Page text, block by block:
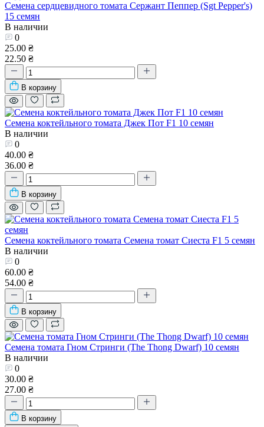
Семена сердцевидного томата Сержант Пеппер (Sgt Pepper's)
15 семян
В наличии
0
25.00 ₴
22.50 ₴
В корзину
Семена коктейльного томата Джек Пот F1 10 семян
В наличии
0
40.00 ₴
36.00 ₴
В корзину
Семена коктейльного томата Семена томат Сиеста F1 5 семян
В наличии
0
60.00 ₴
54.00 ₴
В корзину
Семена томата Гном Стринги (The Thong Dwarf) 10 семян
В наличии
0
30.00 ₴
27.00 ₴
В корзину